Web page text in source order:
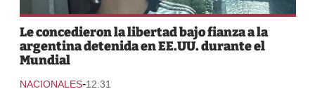
Le concedieron la libertad bajo fianza a la
argentina detenida en EE.UU. durante el
Mundial
NACIONALES-12:31